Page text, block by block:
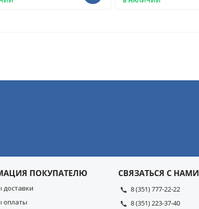
ПОКУПАТЕЛЮ
доставки
оплаты
СВЯЗАТЬСЯ С НАМИ
8 (351) 777-22-22
8 (351) 223-37-40